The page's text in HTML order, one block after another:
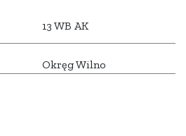
13 WB AK
Okręg Wilno